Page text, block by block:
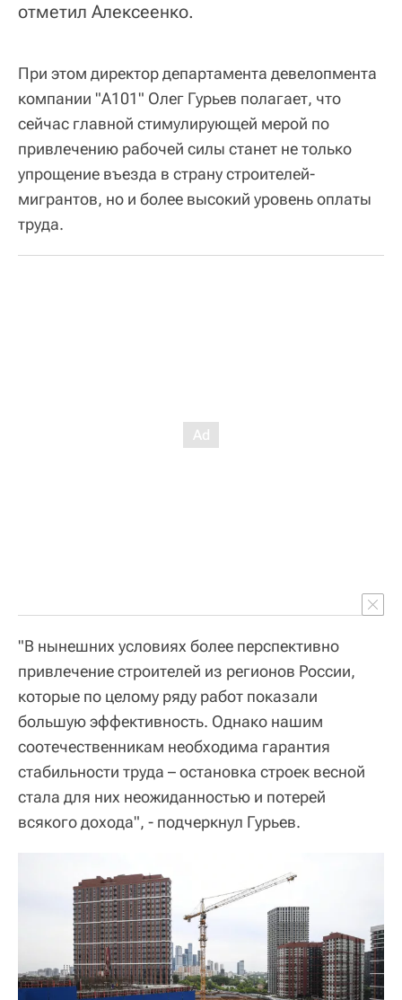
отметил Алексеенко.
При этом директор департамента девелопмента
компании "А101" Олег Гурьев полагает, что
сейчас главной стимулирующей мерой по
привлечению рабочей силы станет не только
упрощение въезда в страну строителей-
мигрантов, но и более высокий уровень оплаты
труда.
"В нынешних условиях более перспективно
привлечение строителей из регионов России,
которые по целому ряду работ показали
большую эффективность. Однако нашим
соотечественникам необходима гарантия
стабильности труда – остановка строек весной
стала для них неожиданностью и потерей
всякого дохода", - подчеркнул Гурьев.